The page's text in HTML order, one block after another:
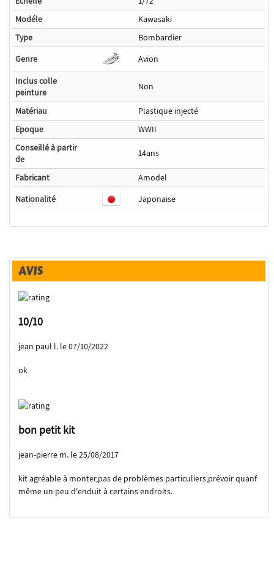
Modéle
Kawasaki
Type
Bombardier
Genre
Avion
Inclus colle
peinture
Non
Matériau
Plastique injecté
Epoque
WWII
Conseillé à partir
de
14ans
Fabricant
Amodel
Nationalité
Japonaise
AVIS
10/10
jean paul l. le 07/10/2022
ok
bon petit kit
jean-pierre m. le 25/08/2017
kit agréable à monter,pas de problèmes particuliers,prévoir quanf
même un peu d'enduit à certains endroits.